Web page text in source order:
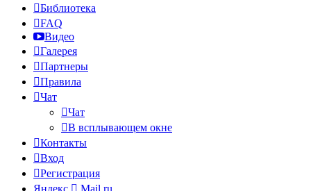
Библиотека
FAQ
Видео
Галерея
Партнеры
Правила
Чат
Чат
В всплывающем окне
Контакты
Вход
Регистрация